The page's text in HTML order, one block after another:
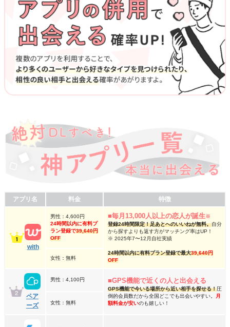
アプリ名 料金 特徴
with
男性：4,600円
24時間以内に有料プ
ラン登録で39,640円
OFF
女性：無料
■毎月13,000人以上の恋人が誕生※
登録24時間限定！足あとへのいいねが無料。自分
から探すよりも返す方がマッチング率はUP！
※ 2025年7〜12月自社実績
24時間以内に有料プラン登録で最大39,640円
OFF
ペア
ーズ
男性：4,100円
女性：無料
■GPS機能で近くの人と出会える
GPS機能で今いる場所から近い相手を探せる！圧
倒的会員数だから全国どこでも出会いやすい。
月
額料金が安いのも嬉しい！